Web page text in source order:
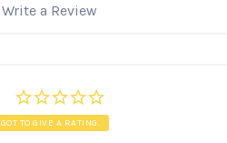
a Review
TO GIVE A RATING.